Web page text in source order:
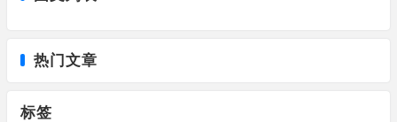
热门文章
标签